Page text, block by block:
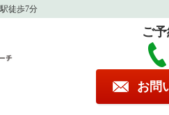
徒歩7分
ご
お問